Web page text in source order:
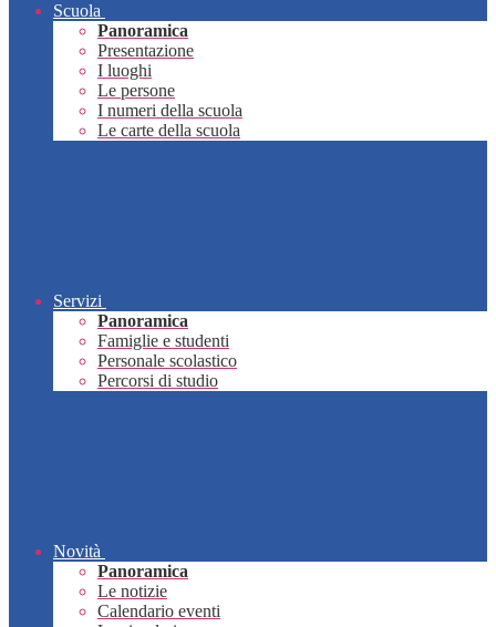
Scuola
Panoramica
Presentazione
I luoghi
Le persone
I numeri della scuola
Le carte della scuola
Servizi
Panoramica
Famiglie e studenti
Personale scolastico
Percorsi di studio
Novità
Panoramica
Le notizie
Calendario eventi